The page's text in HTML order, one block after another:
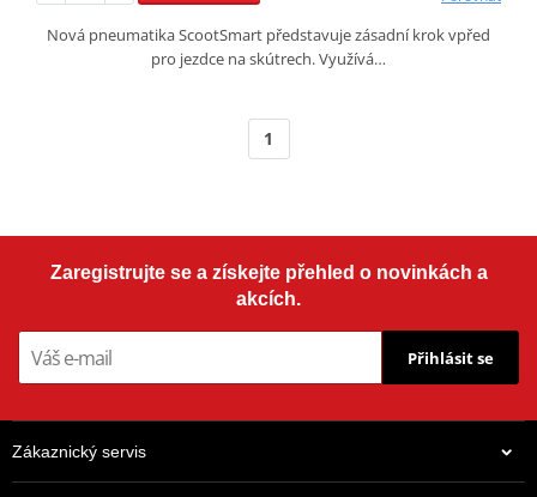
Nová pneumatika ScootSmart představuje zásadní krok vpřed
pro jezdce na skútrech. Využívá…
1
Zaregistrujte se a získejte přehled o novinkách a
akcích.
Přihlásit se
Zákaznický servis